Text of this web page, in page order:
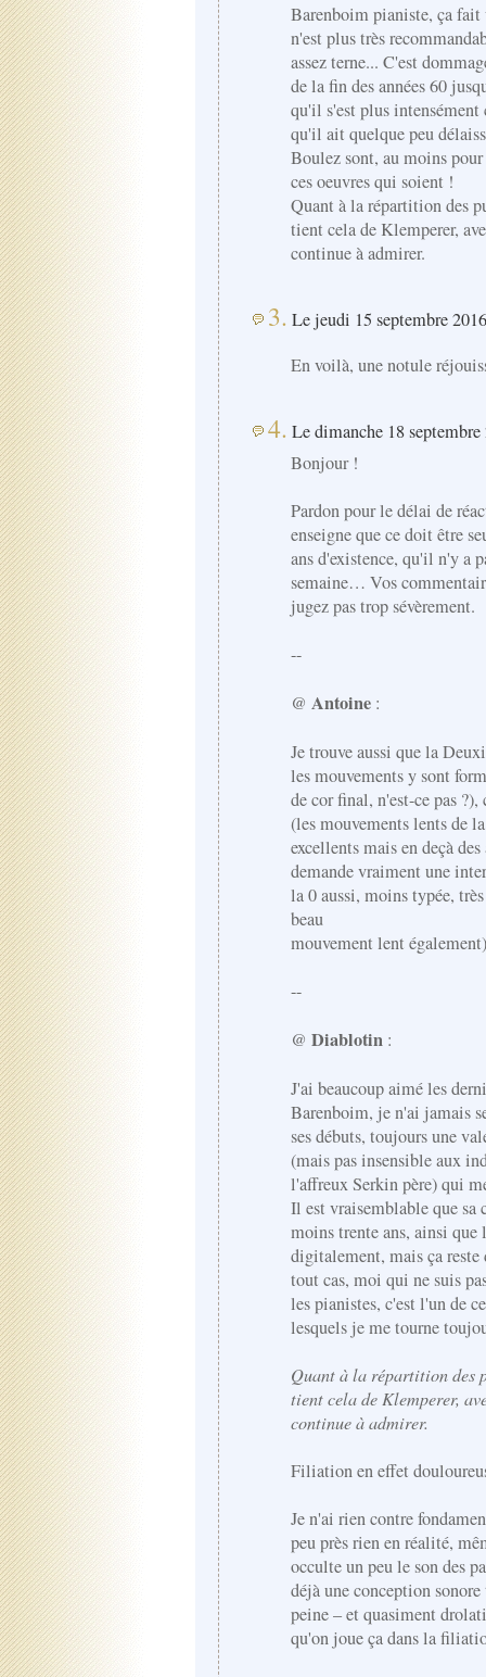
Barenboim pianiste, ça fait
n'est plus très
assez terne... C'est
de la fin des années 60
qu'il s'est plus intensément
qu'il ait quelque peu
Boulez sont, au moins
ces oeuvres qui soient !
Quant à la répartition des
tient cela de Klemperer,
continue à admirer.
3. Le jeudi 15 septembre
En voilà, une notule
4. Le dimanche 18
Bonjour !
Pardon pour le délai de
enseigne que ce doit être
ans d'existence, qu'il n'y a
semaine… Vos
jugez pas trop sévèrement.
--
@ Antoine:
Je trouve aussi que la
les mouvements y sont
de cor final, n'est-ce pas
(les mouvements lents de
excellents mais en deçà
demande vraiment une
la 0 aussi, moins typée,
beau
mouvement lent
--
@ Diablotin :
J'ai beaucoup aimé les
Barenboim, je n'ai jamais
ses débuts, toujours une
(mais pas insensible aux
l'affreux Serkin père) qui
Il est vraisemblable que sa
moins trente ans, ainsi
digitalement, mais ça
tout cas, moi qui ne suis
les pianistes, c'est l'un de
lesquels je me tourne
Quant à la répartition des
tient cela de Klemperer,
continue à admirer.
Filiation en effet
Je n'ai rien contre
peu près rien en réalité,
occulte un peu le son des
déjà une conception
peine – et quasiment
qu'on joue ça dans la